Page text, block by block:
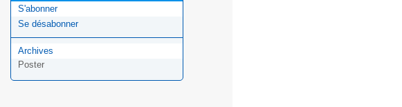
S'abonner
Se désabonner
Archives
Poster